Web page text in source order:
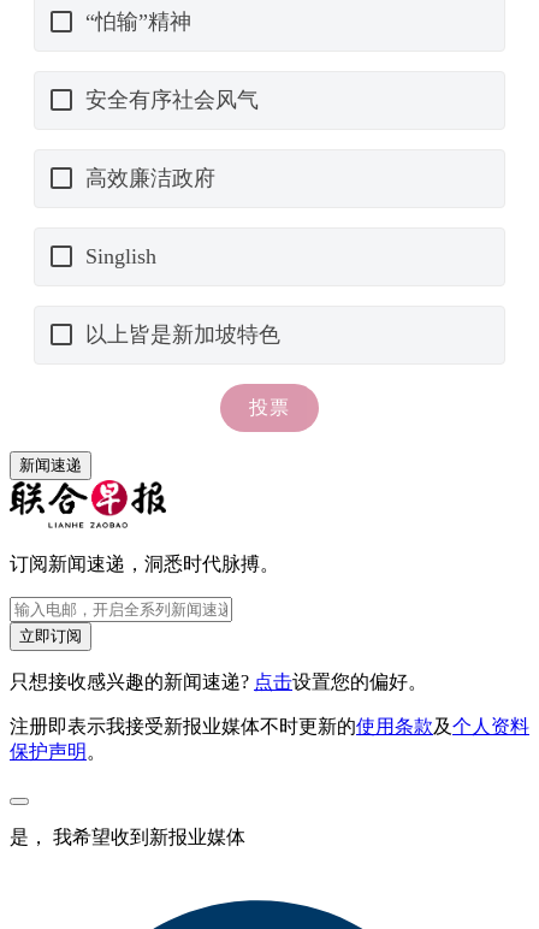
新闻速递
订阅新闻速递，洞悉时代脉搏。
立即订阅
只想接收感兴趣的新闻速递? 点击设置您的偏好。
注册即表示我接受新报业媒体不时更新的使用条款及个人资料
保护声明 。
是， 我希望收到新报业媒体